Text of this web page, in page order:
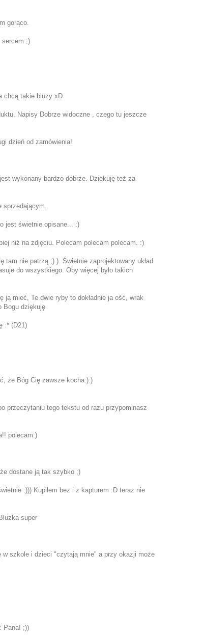
gorąco.
sercem ;)
chcą takie bluzy xD
Napisy Dobrze widoczne , czego tu jeszcze
dzień od zamówienia!
wykonany bardzo dobrze. Dziękuję też za
sprzedającym.
jest świetnie opisane... :)
niż na zdjęciu. Polecam polecam polecam. :)
nie patrzą ;) ). Świetnie zaprojektowany układ
do wszystkiego. Oby więcej było takich
ją mieć, Te dwie ryby to dokładnie ja ość, wrak
Bogu dziękuję
:* (D21)
że Bóg Cię zawsze kocha:):)
przeczytaniu tego tekstu od razu przypominasz
polecam:)
dostane ją tak szybko ;)
:))) Kupiłem bez i z kapturem :D teraz nie
super
w szkole i dzieci "czytają mnie" a przy okazji może
Pana! ;))